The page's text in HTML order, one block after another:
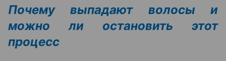
Почему выпадают волосы и
можно ли остановить этот
процесс